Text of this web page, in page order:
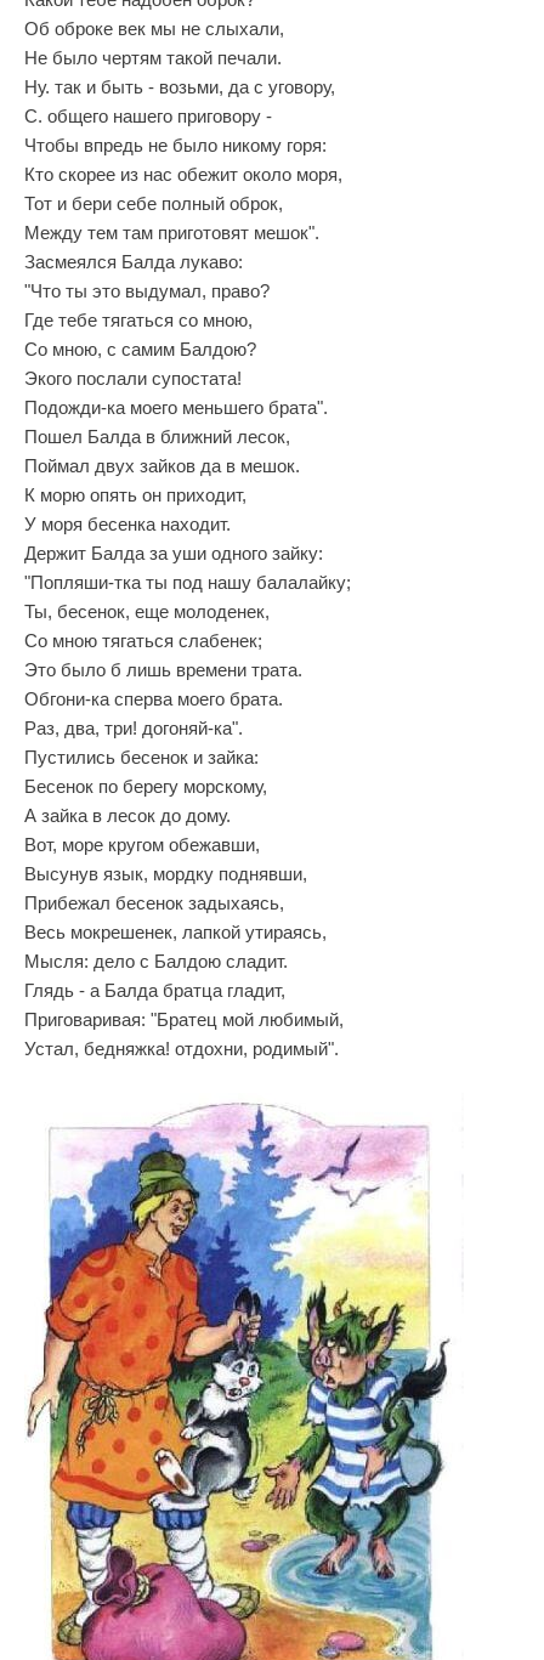
Об оброке век мы не слыхали,
Не было чертям такой печали.
Ну. так и быть - возьми, да с уговору,
С. общего нашего приговору -
Чтобы впредь не было никому горя:
Кто скорее из нас обежит около моря,
Тот и бери себе полный оброк,
Между тем там приготовят мешок".
Засмеялся Балда лукаво:
"Что ты это выдумал, право?
Где тебе тягаться со мною,
Со мною, с самим Балдою?
Экого послали супостата!
Подожди-ка моего меньшего брата".
Пошел Балда в ближний лесок,
Поймал двух зайков да в мешок.
К морю опять он приходит,
У моря бесенка находит.
Держит Балда за уши одного зайку:
"Попляши-тка ты под нашу балалайку;
Ты, бесенок, еще молоденек,
Со мною тягаться слабенек;
Это было б лишь времени трата.
Обгони-ка сперва моего брата.
Раз, два, три! догоняй-ка".
Пустились бесенок и зайка:
Бесенок по берегу морскому,
А зайка в лесок до дому.
Вот, море кругом обежавши,
Высунув язык, мордку поднявши,
Прибежал бесенок задыхаясь,
Весь мокрешенек, лапкой утираясь,
Мысля: дело с Балдою сладит.
Глядь - а Балда братца гладит,
Приговаривая: "Братец мой любимый,
Устал, бедняжка! отдохни, родимый".